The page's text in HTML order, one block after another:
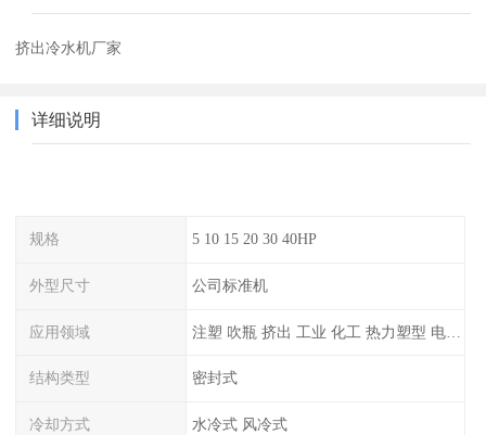
挤出冷水机厂家
详细说明
规格 5 10 15 20 30 40HP
外型尺寸 公司标准机
应用领域 注塑 吹瓶 挤出 工业 化工 热力塑型 电镀等
结构类型 密封式
冷却方式 水冷式 风冷式